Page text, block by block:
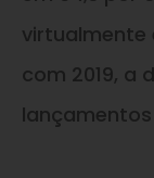
virtualmente
com 2019, a